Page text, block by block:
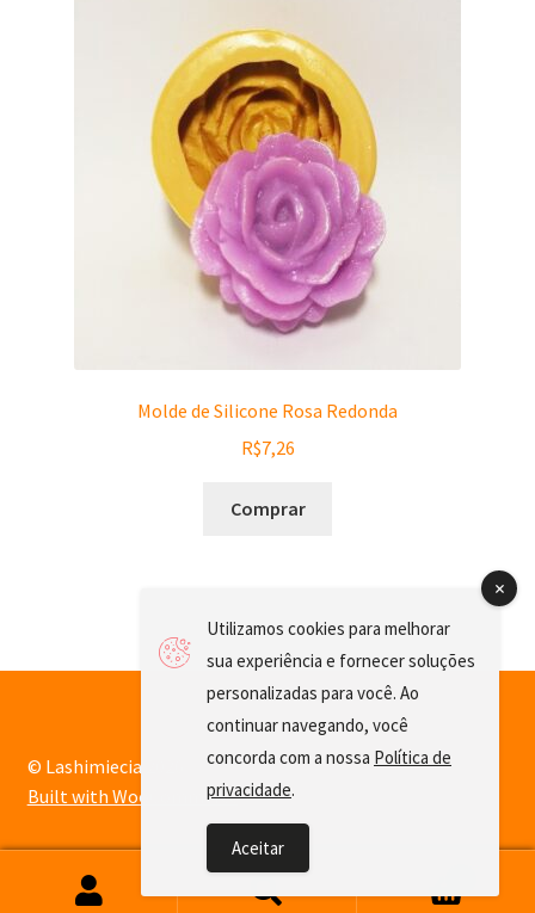
Molde de Silicone Rosa Redonda
R$7,26
Comprar
© Lashimiecia 2026
Built with WooCommerce.
Pesquisar
Pesquisar
Utilizamos cookies para melhorar
sua experiência e fornecer soluções
personalizadas para você. Ao
continuar navegando, você
concorda com a nossa Política de
privacidade.
Aceitar